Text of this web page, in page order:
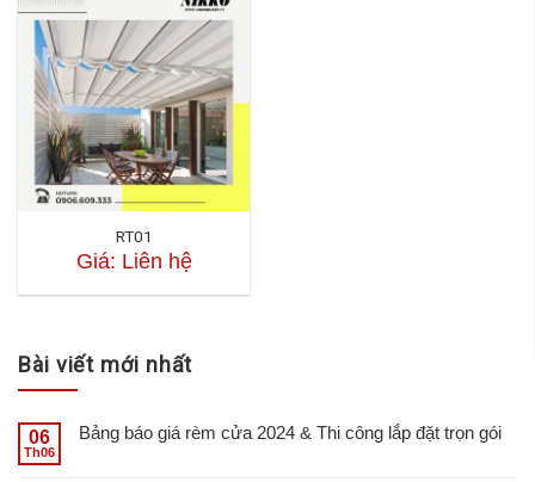
RT01
Giá: Liên hệ
Bài viết mới nhất
06
Th06
Bảng báo giá rèm cửa 2024 & Thi công lắp đặt trọn gói